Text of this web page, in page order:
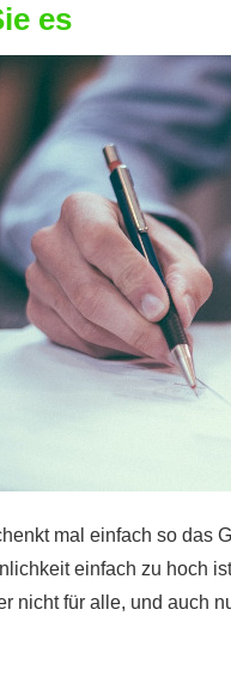
es
mal einfach so das
einfach zu hoch
nicht für alle, und auch